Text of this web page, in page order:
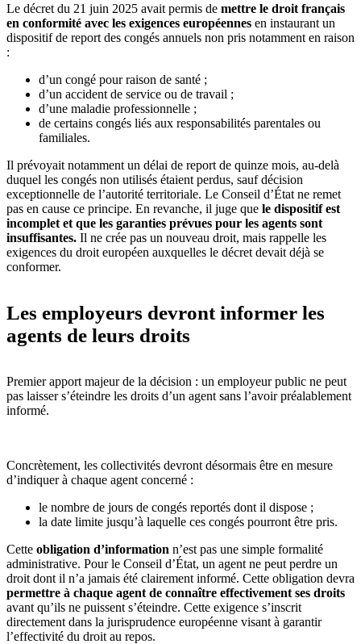
Le décret du 21 juin 2025 avait permis de mettre le droit français
en conformité avec les exigences européennes en instaurant un
dispositif de report des congés annuels non pris notamment en raison
:
d’un congé pour raison de santé ;
d’un accident de service ou de travail ;
d’une maladie professionnelle ;
de certains congés liés aux responsabilités parentales ou
familiales.
Il prévoyait notamment un délai de report de quinze mois, au-delà
duquel les congés non utilisés étaient perdus, sauf décision
exceptionnelle de l’autorité territoriale. Le Conseil d’État ne remet
pas en cause ce principe. En revanche, il juge que le dispositif est
incomplet et que les garanties prévues pour les agents sont
insuffisantes. Il ne crée pas un nouveau droit, mais rappelle les
exigences du droit européen auxquelles le décret devait déjà se
conformer.
Les employeurs devront informer les
agents de leurs droits
Premier apport majeur de la décision : un employeur public ne peut
pas laisser s’éteindre les droits d’un agent sans l’avoir préalablement
informé.
Concrètement, les collectivités devront désormais être en mesure
d’indiquer à chaque agent concerné :
le nombre de jours de congés reportés dont il dispose ;
la date limite jusqu’à laquelle ces congés pourront être pris.
Cette obligation d’information n’est pas une simple formalité
administrative. Pour le Conseil d’État, un agent ne peut perdre un
droit dont il n’a jamais été clairement informé. Cette obligation devra
permettre à chaque agent de connaître effectivement ses droits
avant qu’ils ne puissent s’éteindre. Cette exigence s’inscrit
directement dans la jurisprudence européenne visant à garantir
l’effectivité du droit au repos.